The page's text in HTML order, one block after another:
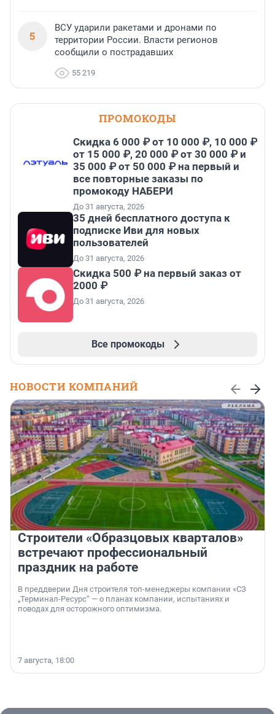
5
ВСУ ударили ракетами и дронами по
территории России. Власти регионов
сообщили о пострадавших
55 219
ПРОМОКОДЫ
Скидка 6 000 ₽ от 10 000 ₽, 10 000 ₽
от 15 000 ₽, 20 000 ₽ от 30 000 ₽ и
35 000 ₽ от 50 000 ₽ на первый и
все повторные заказы по
промокоду НАБЕРИ
До 31 августа, 2026
35 дней бесплатного доступа к
подписке Иви для новых
пользователей
До 31 августа, 2026
Скидка 500 ₽ на первый заказ от
2000 ₽
До 31 августа, 2026
Все промокоды
НОВОСТИ КОМПАНИЙ
Строители «Образцовых кварталов»
встречают профессиональный
праздник на работе
В преддверии Дня строителя топ-менеджеры компании «СЗ
„Терминал-Ресурс“ — о планах компании, испытаниях и
поводах для осторожного оптимизма.
7 августа, 18:00